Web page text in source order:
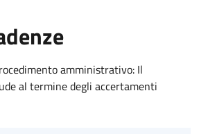
amministrativo: Il
al termine degli accertamenti